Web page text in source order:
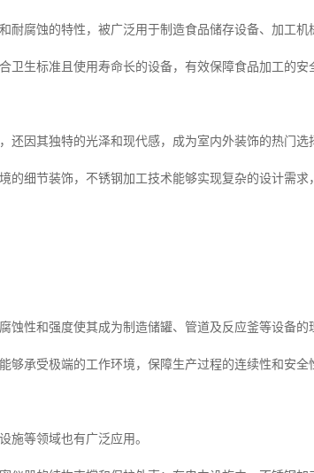
耐腐蚀的特性，被广泛用于制造食品储存设备、加工机
卫生标准且使用寿命长的设备，有效保障食品加工的安
因其独特的光泽和现代感，成为室内外装饰的热门选
的细节装饰，不锈钢加工技术能够实现复杂的设计需
蚀性和强度使其成为制造储罐、管道及反应釜等设备的
承受极端的工作环境，保障生产过程的连续性和安全
施等领域也有广泛应用。